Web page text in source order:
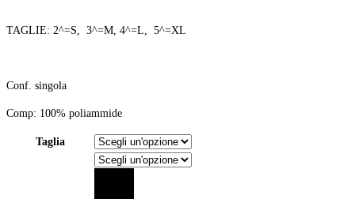
TAGLIE: 2^=S, 3^=M, 4^=L, 5^=XL
Conf. singola
Comp: 100% poliammide
Taglia